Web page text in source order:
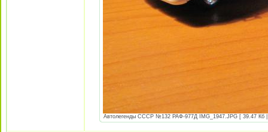
Автолегенды СССР №132 РАФ-977Д IMG_1947.JPG [ 39.47 Кб |